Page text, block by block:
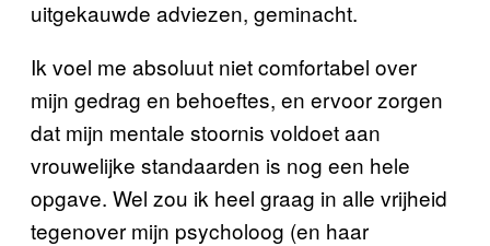
uitgekauwde adviezen, geminacht.
Ik voel me absoluut niet comfortabel over
mijn gedrag en behoeftes, en ervoor zorgen
dat mijn mentale stoornis voldoet aan
vrouwelijke standaarden is nog een hele
opgave. Wel zou ik heel graag in alle vrijheid
tegenover mijn psycholoog (en haar